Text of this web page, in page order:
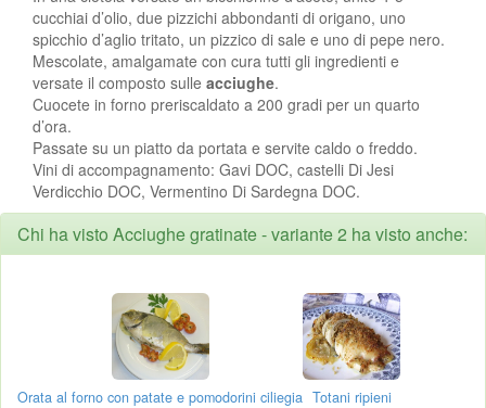
cucchiai d’olio, due pizzichi abbondanti di origano, uno
spicchio d’aglio tritato, un pizzico di sale e uno di pepe nero.
Mescolate, amalgamate con cura tutti gli ingredienti e
versate il composto sulle acciughe.
Cuocete in forno preriscaldato a 200 gradi per un quarto
d’ora.
Passate su un piatto da portata e servite caldo o freddo.
Vini di accompagnamento: Gavi DOC, castelli Di Jesi
Verdicchio DOC, Vermentino Di Sardegna DOC.
Chi ha visto Acciughe gratinate - variante 2 ha visto anche:
Orata al forno con patate e pomodorini ciliegia Totani ripieni